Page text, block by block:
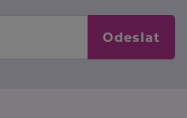
Odeslat